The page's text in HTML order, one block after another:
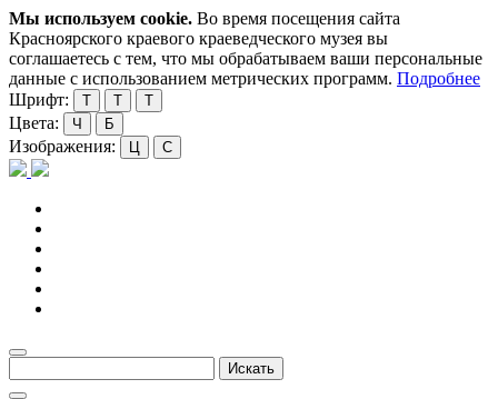
Мы используем cookie. Во время посещения сайта
Красноярского краевого краеведческого музея вы
соглашаетесь с тем, что мы обрабатываем ваши персональные
данные с использованием метрических программ. Подробнее
Шрифт:
Т Т Т
Цвета: Ч Б
Изображения: Ц С